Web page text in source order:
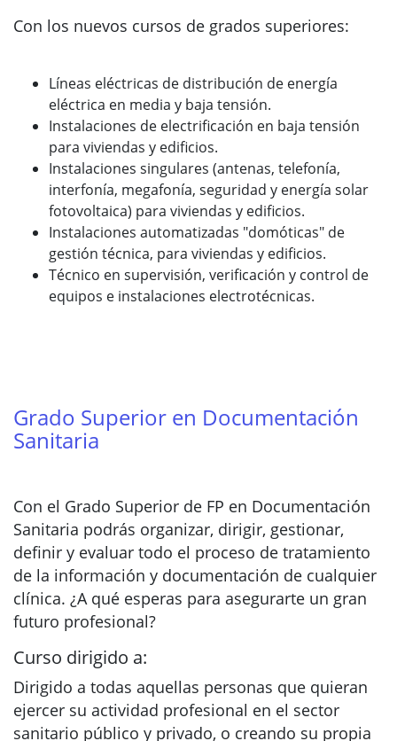
Con los nuevos cursos de grados superiores:
Líneas eléctricas de distribución de energía
eléctrica en media y baja tensión.
Instalaciones de electrificación en baja tensión
para viviendas y edificios.
Instalaciones singulares (antenas, telefonía,
interfonía, megafonía, seguridad y energía solar
fotovoltaica) para viviendas y edificios.
Instalaciones automatizadas "domóticas" de
gestión técnica, para viviendas y edificios.
Técnico en supervisión, verificación y control de
equipos e instalaciones electrotécnicas.
Grado Superior en Documentación
Sanitaria
Con el Grado Superior de FP en Documentación
Sanitaria podrás organizar, dirigir, gestionar,
definir y evaluar todo el proceso de tratamiento
de la información y documentación de cualquier
clínica. ¿A qué esperas para asegurarte un gran
futuro profesional?
Curso dirigido a:
Dirigido a todas aquellas personas que quieran
ejercer su actividad profesional en el sector
sanitario público y privado, o creando su propia